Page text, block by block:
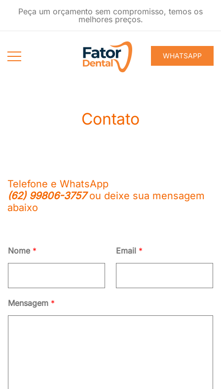
Peça um orçamento sem compromisso, temos os
melhores preços.
WHATSAPP
Contato
Telefone e WhatsApp
(62) 99806-3757ou deixe sua mensagem
abaixo
Nome * Email *
Mensagem *